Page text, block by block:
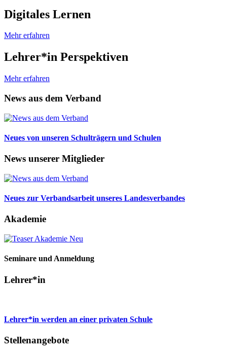
Digitales Lernen
Mehr erfahren
Lehrer*in Perspektiven
Mehr erfahren
News aus dem Verband
Neues von unseren Schulträgern und Schulen
News unserer Mitglieder
Neues zur Verbandsarbeit unseres Landesverbandes
Akademie
Seminare und Anmeldung
Lehrer*in
Lehrer*in werden an einer privaten Schule
Stellenangebote